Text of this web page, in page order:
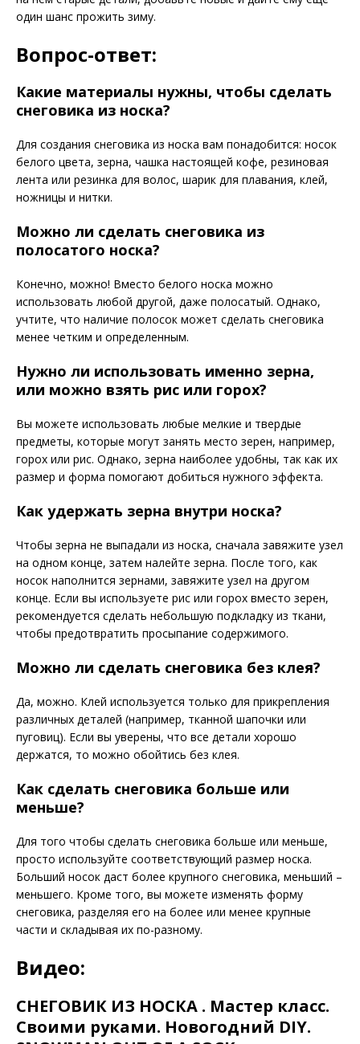
один шанс прожить зиму.
Вопрос-ответ:
Какие материалы нужны, чтобы сделать
снеговика из носка?
Для создания снеговика из носка вам понадобится: носок
белого цвета, зерна, чашка настоящей кофе, резиновая
лента или резинка для волос, шарик для плавания, клей,
ножницы и нитки.
Можно ли сделать снеговика из
полосатого носка?
Конечно, можно! Вместо белого носка можно
использовать любой другой, даже полосатый. Однако,
учтите, что наличие полосок может сделать снеговика
менее четким и определенным.
Нужно ли использовать именно зерна,
или можно взять рис или горох?
Вы можете использовать любые мелкие и твердые
предметы, которые могут занять место зерен, например,
горох или рис. Однако, зерна наиболее удобны, так как их
размер и форма помогают добиться нужного эффекта.
Как удержать зерна внутри носка?
Чтобы зерна не выпадали из носка, сначала завяжите узел
на одном конце, затем налейте зерна. После того, как
носок наполнится зернами, завяжите узел на другом
конце. Если вы используете рис или горох вместо зерен,
рекомендуется сделать небольшую подкладку из ткани,
чтобы предотвратить просыпание содержимого.
Можно ли сделать снеговика без клея?
Да, можно. Клей используется только для прикрепления
различных деталей (например, тканной шапочки или
пуговиц). Если вы уверены, что все детали хорошо
держатся, то можно обойтись без клея.
Как сделать снеговика больше или
меньше?
Для того чтобы сделать снеговика больше или меньше,
просто используйте соответствующий размер носка.
Больший носок даст более крупного снеговика, меньший –
меньшего. Кроме того, вы можете изменять форму
снеговика, разделяя его на более или менее крупные
части и складывая их по-разному.
Видео:
СНЕГОВИК ИЗ НОСКА . Мастер класс.
Своими руками. Новогодний DIY.